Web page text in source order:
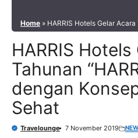
Home » HARRIS Hotels Gelar
dengan Konsep Gaya Hidup Sehat
HARRIS
Tahunan
dengan
Sehat
Travelounge 7 November 2019